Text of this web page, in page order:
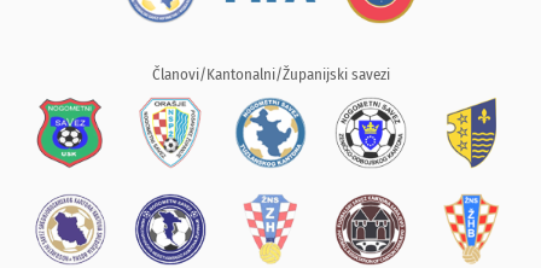
Članovi/Kantonalni/Županijski savezi